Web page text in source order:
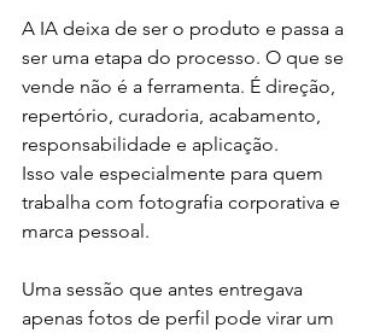
A IA deixa de ser o produto e passa a
ser uma etapa do processo. O que se
vende não é a ferramenta. É direção,
repertório, curadoria, acabamento,
responsabilidade e aplicação.
Isso vale especialmente para quem
trabalha com fotografia corporativa e
marca pessoal.
Uma sessão que antes entregava
apenas fotos de perfil pode virar um